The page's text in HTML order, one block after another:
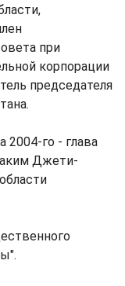
при
корпорации
председателя
2004-го - глава
аким Джети-